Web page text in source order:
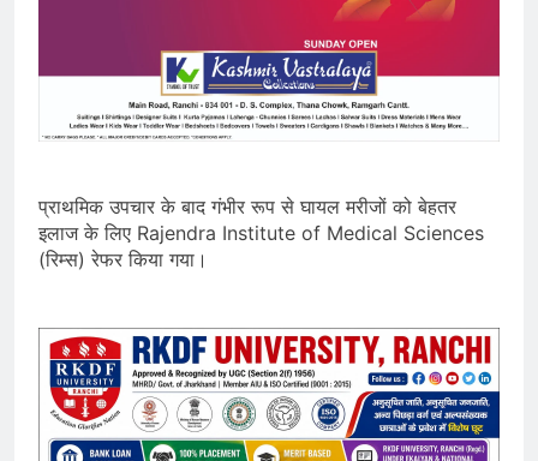
प्राथमिक उपचार के बाद गंभीर रूप से घायल मरीजों को बेहतर
इलाज के लिए Rajendra Institute of Medical Sciences
(रिम्स) रेफर किया गया।